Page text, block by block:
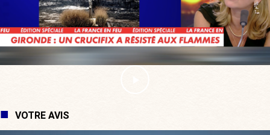
VOTRE AVIS